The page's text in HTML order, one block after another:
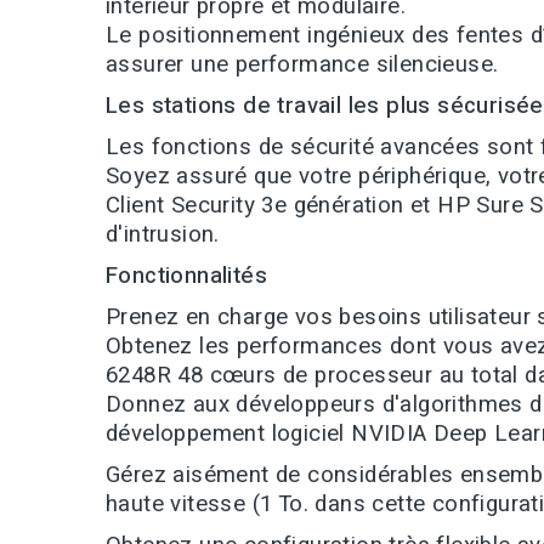
Le positionnement ingénieux des fentes
assurer une performance silencieuse.
Les stations de travail les plus
Les fonctions de sécurité avancées
Soyez assuré que votre périphérique,
Client Security 3e génération et HP Sure
d'intrusion.
Fonctionnalités
Prenez en charge vos besoins
Obtenez les performances dont vous
6248R 48 cœurs de processeur au total
Donnez aux développeurs d'algorithmes
développement logiciel NVIDIA Deep
Gérez aisément de considérables
haute vitesse (1 To. dans cette